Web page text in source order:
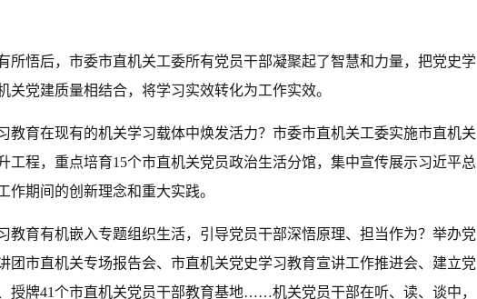
所悟后，市委市直机关工委所有党员干部凝聚起了智慧和力量，把党史学
关党建质量相结合，将学习实效转化为工作实效。
教育在现有的机关学习载体中焕发活力？市委市直机关工委实施市直机关
工程，重点培育15个市直机关党员政治生活分馆，集中宣传展示习近平总
作期间的创新理念和重大实践。
教育有机嵌入专题组织生活，引导党员干部深悟原理、担当作为？举办党
团市直机关专场报告会、市直机关党史学习教育宣讲工作推进会、建立党
授牌41个市直机关党员干部教育基地……机关党员干部在听、读、谈中，